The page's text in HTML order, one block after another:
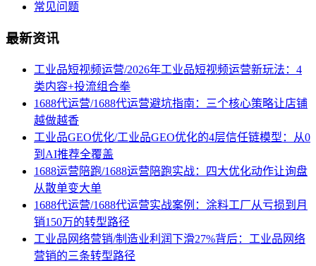
常见问题
最新资讯
工业品短视频运营/2026年工业品短视频运营新玩法：4
类内容+投流组合拳
1688代运营/1688代运营避坑指南：三个核心策略让店铺
越做越香
工业品GEO优化/工业品GEO优化的4层信任链模型：从0
到AI推荐全覆盖
1688运营陪跑/1688运营陪跑实战：四大优化动作让询盘
从散单变大单
1688代运营/1688代运营实战案例：涂料工厂从亏损到月
销150万的转型路径
工业品网络营销/制造业利润下滑27%背后：工业品网络
营销的三条转型路径